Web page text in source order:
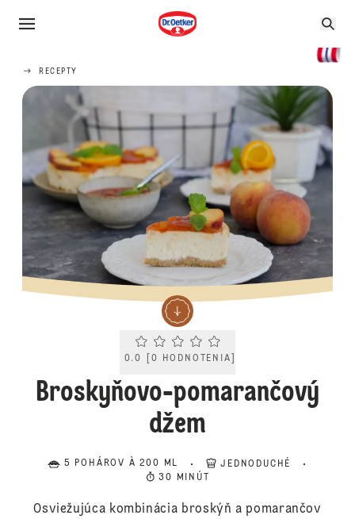
RECEPTY
Current rating 0.0. Click to rate.
0.0 0 HODNOTENIA
Broskyňovo-pomarančový
džem
5 POHÁROV À 200 ML
JEDNODUCHÉ
30 MINÚT
Osviežujúca kombinácia broskýň a pomarančov